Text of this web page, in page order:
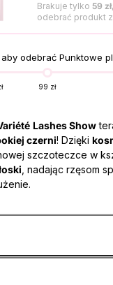
Brakuje tylko 59 zł
odebrać produkt
odebrać Punktowe
99 zł
Lashes Show
czerni! Dzięki
szczoteczce w
, nadając rzęsom